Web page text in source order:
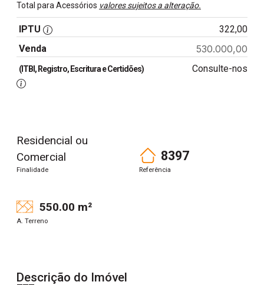
Total para Acessórios valores sujeitos a alteração.
IPTU
322,00
Venda
530.000,00
(ITBI, Registro, Escritura e Certidões) Consulte-nos
Residencial ou
Comercial
Finalidade
8397
Referência
550.00 m²
A. Terreno
Descrição do Imóvel